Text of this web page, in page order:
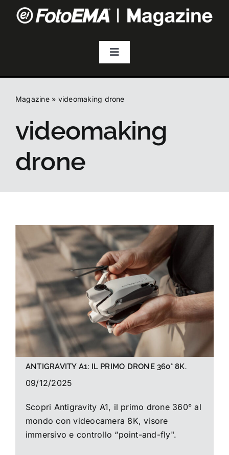
Toggle
Fotografia
La foto del mese
Guide
Cerca
per:
Magazine» videomaking drone
videomaking
drone
ANTIGRAVITY A1: IL PRIMO DRONE 360° 8K.
09/12/2025
Scopri Antigravity A1, il primo drone 360° al
mondo con videocamera 8K, visore
immersivo e controllo “point-and-fly".